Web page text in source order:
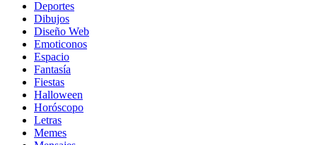
Deportes
Dibujos
Diseño Web
Emoticonos
Espacio
Fantasía
Fiestas
Halloween
Horóscopo
Letras
Memes